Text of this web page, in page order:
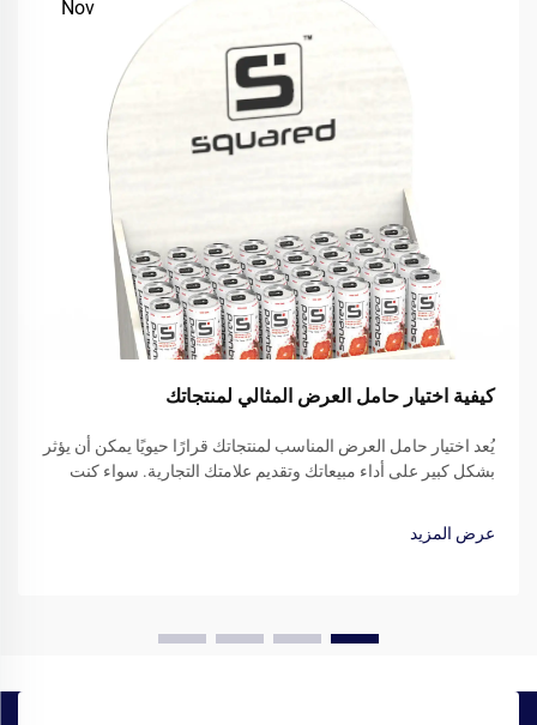
Nov
كيفية اختيار حامل العرض المثالي لمنتجاتك
يُعد اختيار حامل العرض المناسب لمنتجاتك قرارًا حيويًا يمكن أن يؤثر
بشكل كبير على أداء مبيعاتك وتقديم علامتك التجارية. سواء كنت
عرض المزيد